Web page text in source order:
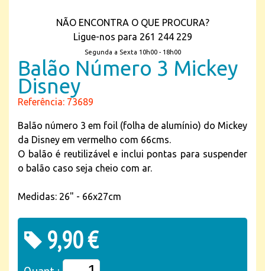
NÃO ENCONTRA O QUE PROCURA?
Ligue-nos para 261 244 229
Segunda a Sexta 10h00 - 18h00
Balão Número 3 Mickey
Disney
Referência: 73689
Balão número 3 em foil (folha de alumínio) do Mickey
da Disney em vermelho com 66cms.
O balão é reutilizável e inclui pontas para suspender
o balão caso seja cheio com ar.
Medidas: 26" - 66x27cm
9,90 €